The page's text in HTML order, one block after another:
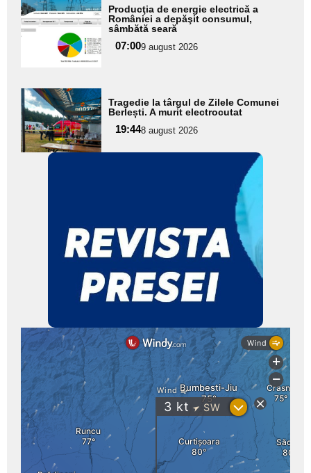
Adaugă
aici textul
pentru
subtitlu
Producţia de energie electrică a
României a depăşit consumul,
sâmbătă seară
07:009 august 2026
Adaugă
aici textul
pentru
subtitlu
Tragedie la târgul de Zilele Comunei
Berlești. A murit electrocutat
19:448 august 2026